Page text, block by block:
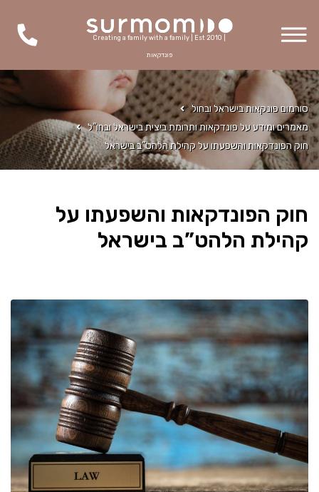
Creating a family with a family | Est 2010 |
פונדקאות
סורמום פונקאות בישראל ובחול
מאמרים ומידע על פונדקאות ותרומת ביצית בישראל ובחו"ל
חוק הפונדקאות והשפעתו על קהילת הלהט”ב בישראל
חוק הפונדקאות והשפעתו על
קהילת הלהט”ב בישראל